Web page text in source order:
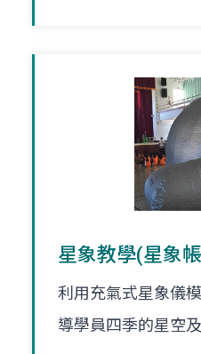
星象教學(星象
利用充氣式星象儀
導學員四季的星空